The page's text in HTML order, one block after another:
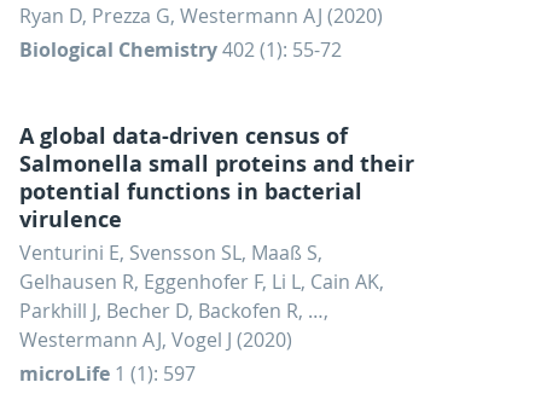
Ryan D, Prezza G, Westermann AJ (2020)
Biological Chemistry402 (1): 55-72
A global data-driven census of
Salmonella small proteins and their
potential functions in bacterial
virulence
Venturini E, Svensson SL, Maaß S,
Gelhausen R, Eggenhofer F, Li L, Cain AK,
Parkhill J, Becher D, Backofen R, …,
Westermann AJ, Vogel J (2020)
microLife 1 (1): 597